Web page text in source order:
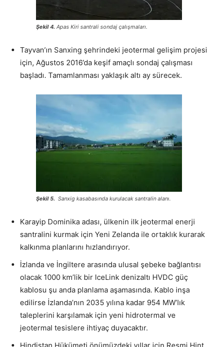
Şekil 4. Apas Kiri santrali sondaj çalışmaları.
Tayvan’ın Sanxing şehrindeki jeotermal gelişim projesi
için, Ağustos 2016’da keşif amaçlı sondaj çalışması
başladı. Tamamlanması yaklaşık altı ay sürecek.
Şekil 5. Sanxig kasabasında kurulacak santralin alanı.
Karayip Dominika adası, ülkenin ilk jeotermal enerji
santralini kurmak için Yeni Zelanda ile ortaklık kurarak
kalkınma planlarını hızlandırıyor.
İzlanda ve İngiltere arasında ulusal şebeke bağlantısı
olacak 1000 km’lik bir IceLink denizaltı HVDC güç
kablosu şu anda planlama aşamasında. Kablo inşa
edilirse İzlanda’nın 2035 yılına kadar 954 MW’lık
taleplerini karşılamak için yeni hidrotermal ve
jeotermal tesislere ihtiyaç duyacaktır.